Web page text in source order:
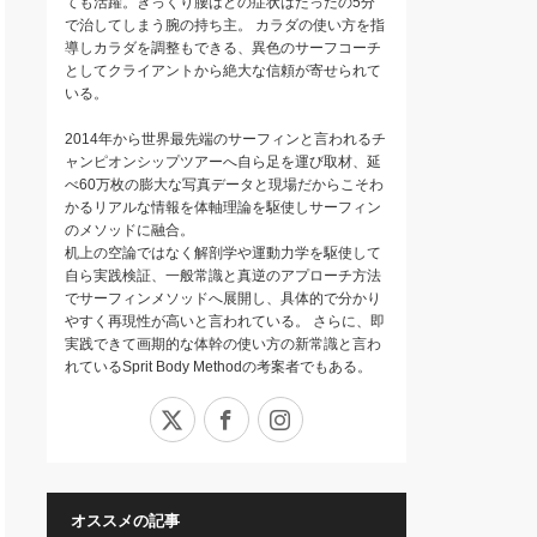
で治してしまう腕の持ち主。 カラダの使い方を指
導しカラダを調整もできる、異色のサーフコーチ
としてクライアントから絶大な信頼が寄せられて
いる。
2014年から世界最先端のサーフィンと言われるチ
ャンピオンシップツアーへ自ら足を運び取材、延
べ60万枚の膨大な写真データと現場だからこそわ
かるリアルな情報を体軸理論を駆使しサーフィン
のメソッドに融合。
机上の空論ではなく解剖学や運動力学を駆使して
自ら実践検証、一般常識と真逆のアプローチ方法
でサーフィンメソッドへ展開し、具体的で分かり
やすく再現性が高いと言われている。 さらに、即
実践できて画期的な体幹の使い方の新常識と言わ
れているSprit Body Methodの考案者でもある。
Facebook
オススメの記事